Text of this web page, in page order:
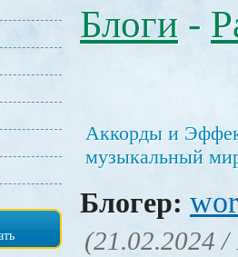
Блоги -
Аккорды и
музыкальный
Блогер:
(21.02.2024 /